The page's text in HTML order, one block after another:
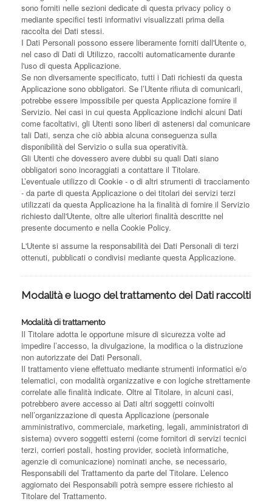
sono forniti nelle sezioni dedicate di questa privacy policy o
mediante specifici testi informativi visualizzati prima della
raccolta dei Dati stessi.
I Dati Personali possono essere liberamente forniti dall'Utente o,
nel caso di Dati di Utilizzo, raccolti automaticamente durante
l'uso di questa Applicazione.
Se non diversamente specificato, tutti i Dati richiesti da questa
Applicazione sono obbligatori. Se l’Utente rifiuta di comunicarli,
potrebbe essere impossibile per questa Applicazione fornire il
Servizio. Nei casi in cui questa Applicazione indichi alcuni Dati
come facoltativi, gli Utenti sono liberi di astenersi dal comunicare
tali Dati, senza che ciò abbia alcuna conseguenza sulla
disponibilità del Servizio o sulla sua operatività.
Gli Utenti che dovessero avere dubbi su quali Dati siano
obbligatori sono incoraggiati a contattare il Titolare.
L’eventuale utilizzo di Cookie - o di altri strumenti di tracciamento
- da parte di questa Applicazione o dei titolari dei servizi terzi
utilizzati da questa Applicazione ha la finalità di fornire il Servizio
richiesto dall'Utente, oltre alle ulteriori finalità descritte nel
presente documento e nella Cookie Policy.
L'Utente si assume la responsabilità dei Dati Personali di terzi
ottenuti, pubblicati o condivisi mediante questa Applicazione.
Modalità e luogo del trattamento dei Dati raccolti
Modalità di trattamento
Il Titolare adotta le opportune misure di sicurezza volte ad
impedire l’accesso, la divulgazione, la modifica o la distruzione
non autorizzate dei Dati Personali.
Il trattamento viene effettuato mediante strumenti informatici e/o
telematici, con modalità organizzative e con logiche strettamente
correlate alle finalità indicate. Oltre al Titolare, in alcuni casi,
potrebbero avere accesso ai Dati altri soggetti coinvolti
nell’organizzazione di questa Applicazione (personale
amministrativo, commerciale, marketing, legali, amministratori di
sistema) ovvero soggetti esterni (come fornitori di servizi tecnici
terzi, corrieri postali, hosting provider, società informatiche,
agenzie di comunicazione) nominati anche, se necessario,
Responsabili del Trattamento da parte del Titolare. L’elenco
aggiornato dei Responsabili potrà sempre essere richiesto al
Titolare del Trattamento.